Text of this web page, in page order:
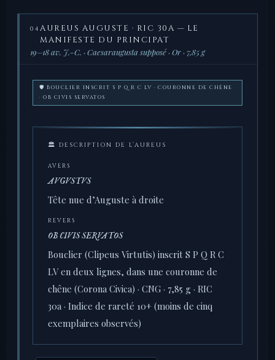
04 AUREUS AUGUSTE · RIC 30A — LE
MANIFESTE DU PRINCIPAT
19–18 av. J.-C. · Caesaraugusta supposé · Or · 7,85 g
🛡️ BOUCLIER INSCRIT S P Q R C LV · COURONNE DE CHÊNE
· OB CIVIS SERVATOS
🏛 DESCRIPTION DE L’AUREUS
AVERS
AVGVSTVS
Tête nue d’Auguste à droite
REVERS
OB CIVIS SERVATOS
Bouclier (Clipeus Virtutis) inscrit S P Q R C
LV en deux lignes, dans une couronne de
chêne (Corona Civica) · CNG · 7,85 g · RIC
30a · Indice de rareté 10+ (moins de cinq
exemplaires observés)